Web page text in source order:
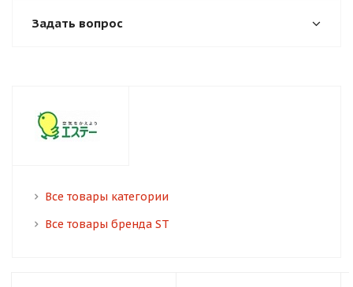
Задать вопрос
Все товары категории
Все товары бренда ST